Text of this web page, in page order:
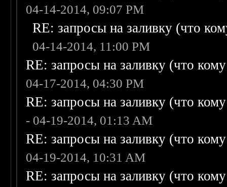
04-14-2014, 09:07 PM
RE: запросы на заливку (что
04-14-2014, 11:00 PM
RE: запросы на заливку (что
04-17-2014, 04:30 PM
RE: запросы на заливку (что
- 04-19-2014, 01:13 AM
RE: запросы на заливку (что
04-19-2014, 10:31 AM
RE: запросы на заливку (что